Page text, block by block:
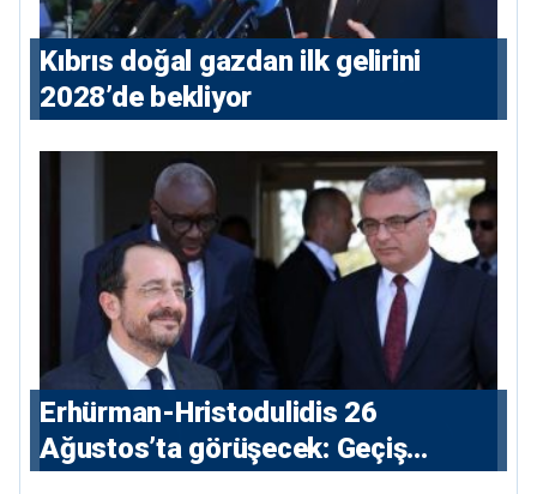
Kıbrıs doğal gazdan ilk gelirini
2028’de bekliyor
Erhürman-Hristodulidis 26
Ağustos’ta görüşecek: Geçiş